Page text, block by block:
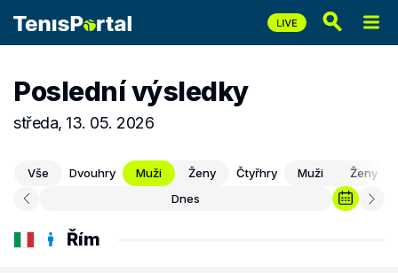
Poslední výsledky
středa, 13. 05. 2026
Vše Dvouhry Muži Ženy Čtyřhry Muži
Ženy
Dnes
Řím